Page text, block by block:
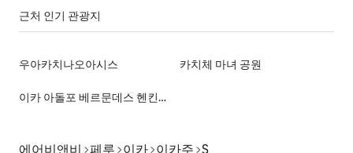
근처 인기 관광지
우아카치나오아시스 카치체 마녀 공원
이카 아돌포 베르문데스 헨킨스 지역 박물관
에어비앤비 페루 이카 이카주 S